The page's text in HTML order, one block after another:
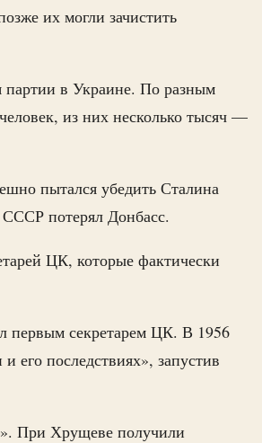
их могли зачистить
партии в Украине. По разным
из них несколько тысяч —
пытался убедить Сталина
СССР потерял Донбасс.
ЦК, которые фактически
первым секретарем ЦК. В 1956
последствиях», запустив
При Хрущеве получили